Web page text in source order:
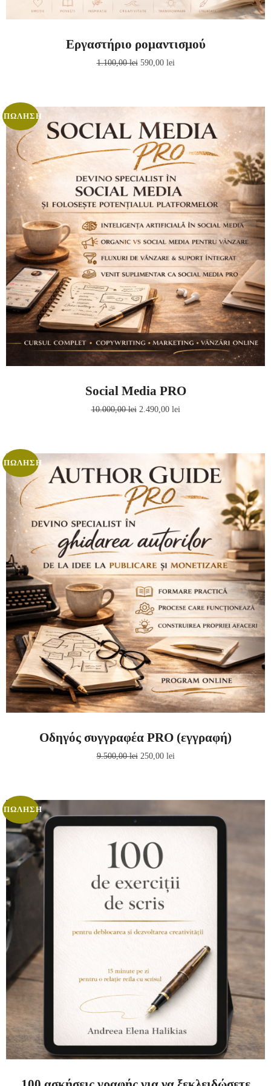
Εργαστήριο ρομαντισμού
1.100,00lei 590,00 lei
ΠΏΛΗΣΗ
Social Media PRO
10.000,00lei 2.490,00 lei
ΠΏΛΗΣΗ
Οδηγός συγγραφέα PRO (εγγραφή)
9.500,00lei 250,00 lei
ΠΏΛΗΣΗ